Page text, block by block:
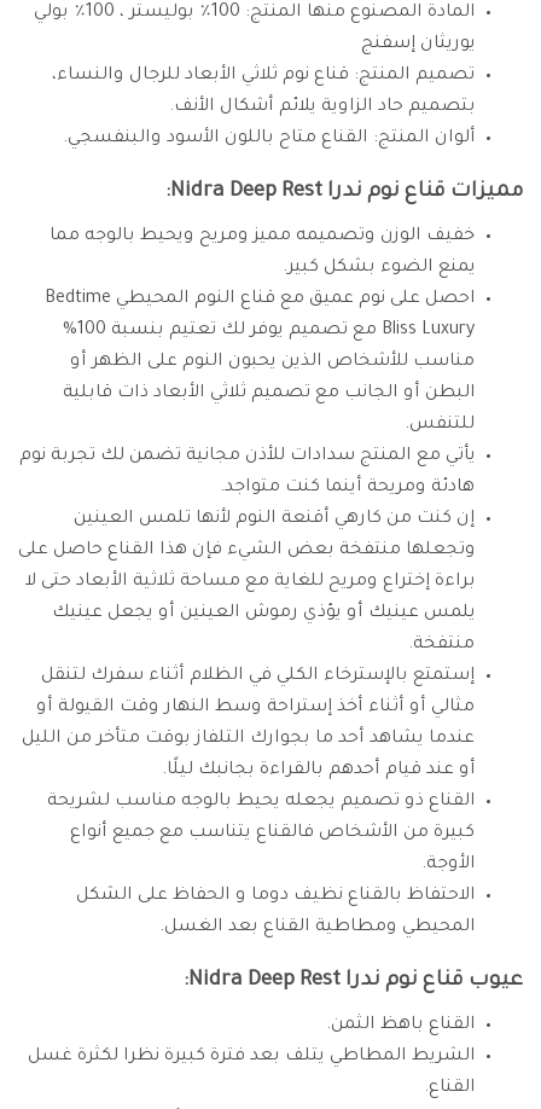
المادة المصنوع منها المنتج: 100٪ بوليستر ، 100٪ بولي
يوريثان إسفنج
تصميم المنتج: قناع نوم ثلاثي الأبعاد للرجال والنساء،
بتصميم حاد الزاوية يلائم أشكال الأنف.
ألوان المنتج: القناع متاح باللون الأسود والبنفسجي.
مميزات قناع نوم ندرا Nidra Deep Rest:
خفيف الوزن وتصميمه مميز ومريح ويحيط بالوجه مما
يمنع الضوء بشكل كبير.
احصل على نوم عميق مع قناع النوم المحيطي Bedtime
Bliss Luxury مع تصميم يوفر لك تعتيم بنسبة 100%
مناسب للأشخاص الذين يحبون النوم على الظهر أو
البطن أو الجانب مع تصميم ثلاثي الأبعاد ذات قابلية
للتنفس.
يأتي مع المنتج سدادات للأذن مجانية تضمن لك تجربة نوم
هادئة ومريحة أينما كنت متواجد.
إن كنت من كارهي أقنعة النوم لأنها تلمس العينين
وتجعلها منتفخة بعض الشيء فإن هذا القناع حاصل على
براءة إختراع ومريح للغاية مع مساحة ثلاثية الأبعاد حتى لا
يلمس عينيك أو يؤذي رموش العينين أو يجعل عينيك
منتفخة.
إستمتع بالإسترخاء الكلي في الظلام أثناء سفرك لتنقل
مثالي أو أثناء أخذ إستراحة وسط النهار وقت القيولة أو
عندما يشاهد أحد ما بجوارك التلفاز بوقت متأخر من الليل
أو عند قيام أحدهم بالقراءة بجانبك ليلًا.
القناع ذو تصميم يجعله يحيط بالوجه مناسب لشريحة
كبيرة من الأشخاص فالقناع يتناسب مع جميع أنواع
الأوجة.
الاحتفاظ بالقناع نظيف دوما و الحفاظ على الشكل
المحيطي ومطاطية القناع بعد الغسل.
عيوب قناع نوم ندرا Nidra Deep Rest:
القناع باهظ الثمن.
الشريط المطاطي يتلف بعد فترة كبيرة نظرا لكثرة غسل
القناع.